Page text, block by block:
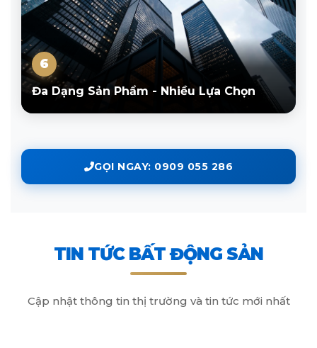
6
Đa Dạng Sản Phẩm - Nhiều Lựa Chọn
GỌI NGAY: 0909 055 286
TIN TỨC BẤT ĐỘNG SẢN
Cập nhật thông tin thị trường và tin tức mới nhất